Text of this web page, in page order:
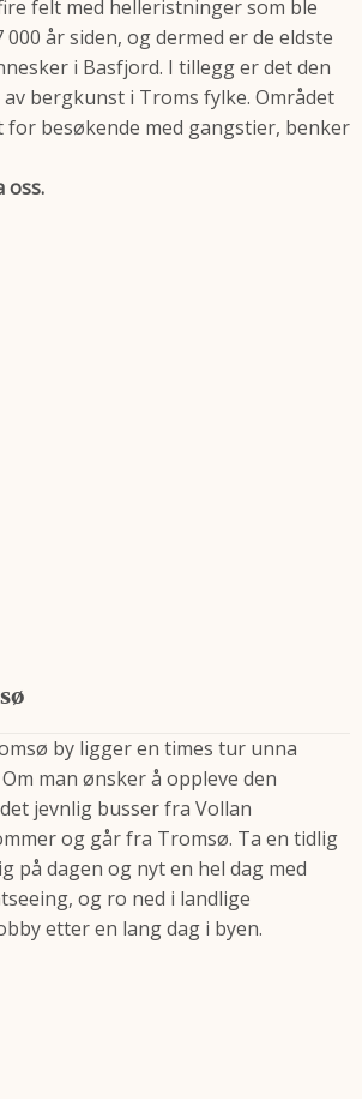
felt med helleristninger som ble
år siden, og dermed er de eldste
i Basfjord. I tillegg er det den
bergkunst i Troms fylke. Området
besøkende med gangstier, benker
oss.
by ligger en times tur unna
man ønsker å oppleve den
jevnlig busser fra Vollan
og går fra Tromsø. Ta en tidlig
på dagen og nyt en hel dag med
og ro ned i landlige
etter en lang dag i byen.